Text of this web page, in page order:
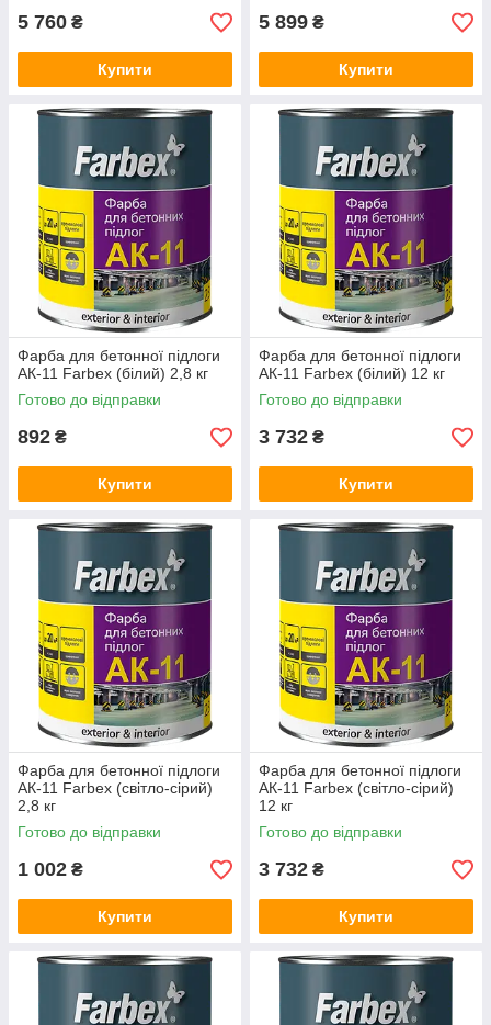
5 760 ₴
Купити
5 899 ₴
Купити
Фарба для бетонної підлоги
АК-11 Farbex (білий) 2,8 кг
Готово до відправки
892 ₴
Купити
Фарба для бетонної підлоги
АК-11 Farbex (білий) 12 кг
Готово до відправки
3 732 ₴
Купити
Фарба для бетонної підлоги
АК-11 Farbex (світло-сірий)
2,8 кг
Готово до відправки
1 002 ₴
Купити
Фарба для бетонної підлоги
АК-11 Farbex (світло-сірий)
12 кг
Готово до відправки
3 732 ₴
Купити